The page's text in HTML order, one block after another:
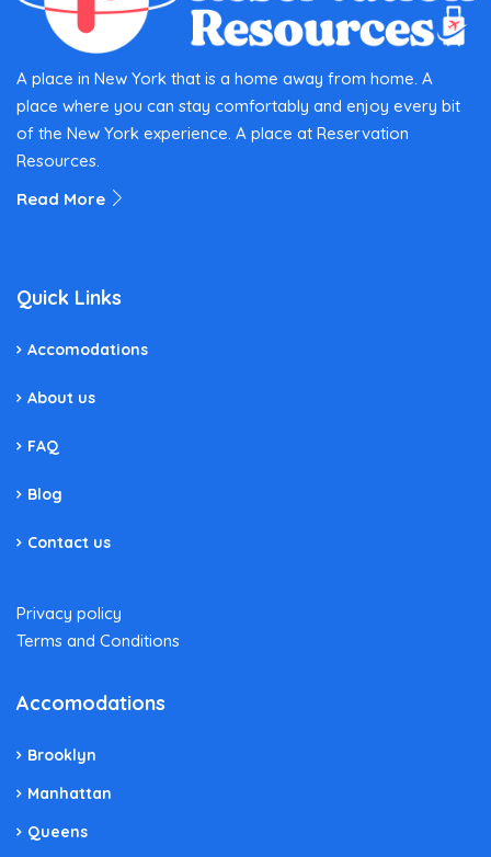
A place in New York that is a home away from home. A
place where you can stay comfortably and enjoy every bit
of the New York experience. A place at Reservation
Resources.
Read More
Quick Links
Accomodations
About us
FAQ
Blog
Contact us
Privacy policy
Terms and Conditions
Accomodations
Brooklyn
Manhattan
Queens